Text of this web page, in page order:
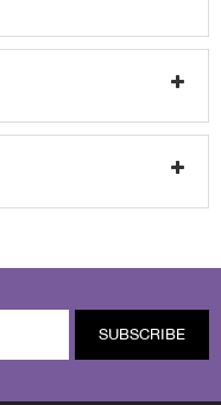
SUBSCRIBE